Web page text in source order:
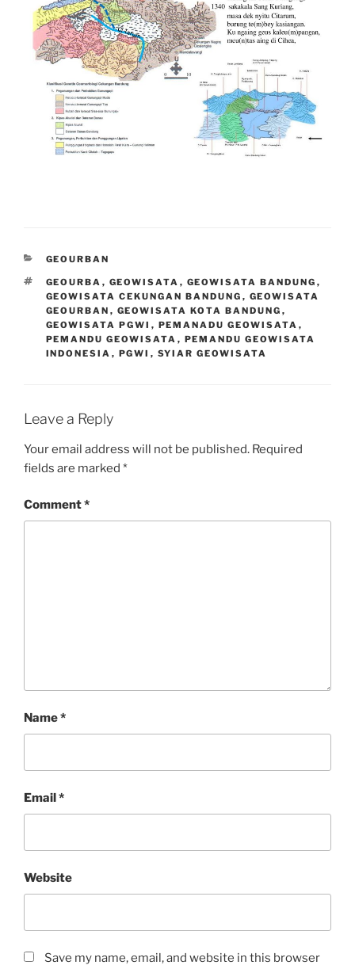
CATEGORIES
GEOURBAN
TAGS
GEOURBA , GEOWISATA , GEOWISATA BANDUNG ,
GEOWISATA CEKUNGAN BANDUNG , GEOWISATA
GEOURBAN , GEOWISATA KOTA BANDUNG ,
GEOWISATA PGWI , PEMANADU GEOWISATA ,
PEMANDU GEOWISATA , PEMANDU GEOWISATA
INDONESIA , PGWI , SYIAR GEOWISATA
Leave a Reply
Your email address will not be published. Required
fields are marked *
Comment*
Name*
Email*
Website
Save my name, email, and website in this browser